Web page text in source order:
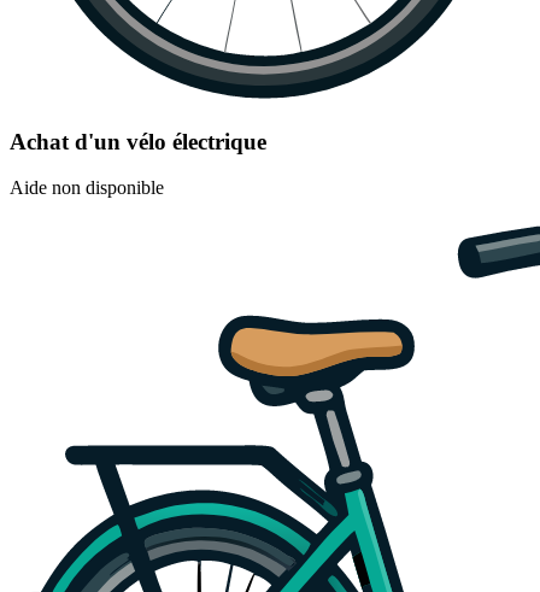
Achat d'un vélo électrique
Aide non disponible